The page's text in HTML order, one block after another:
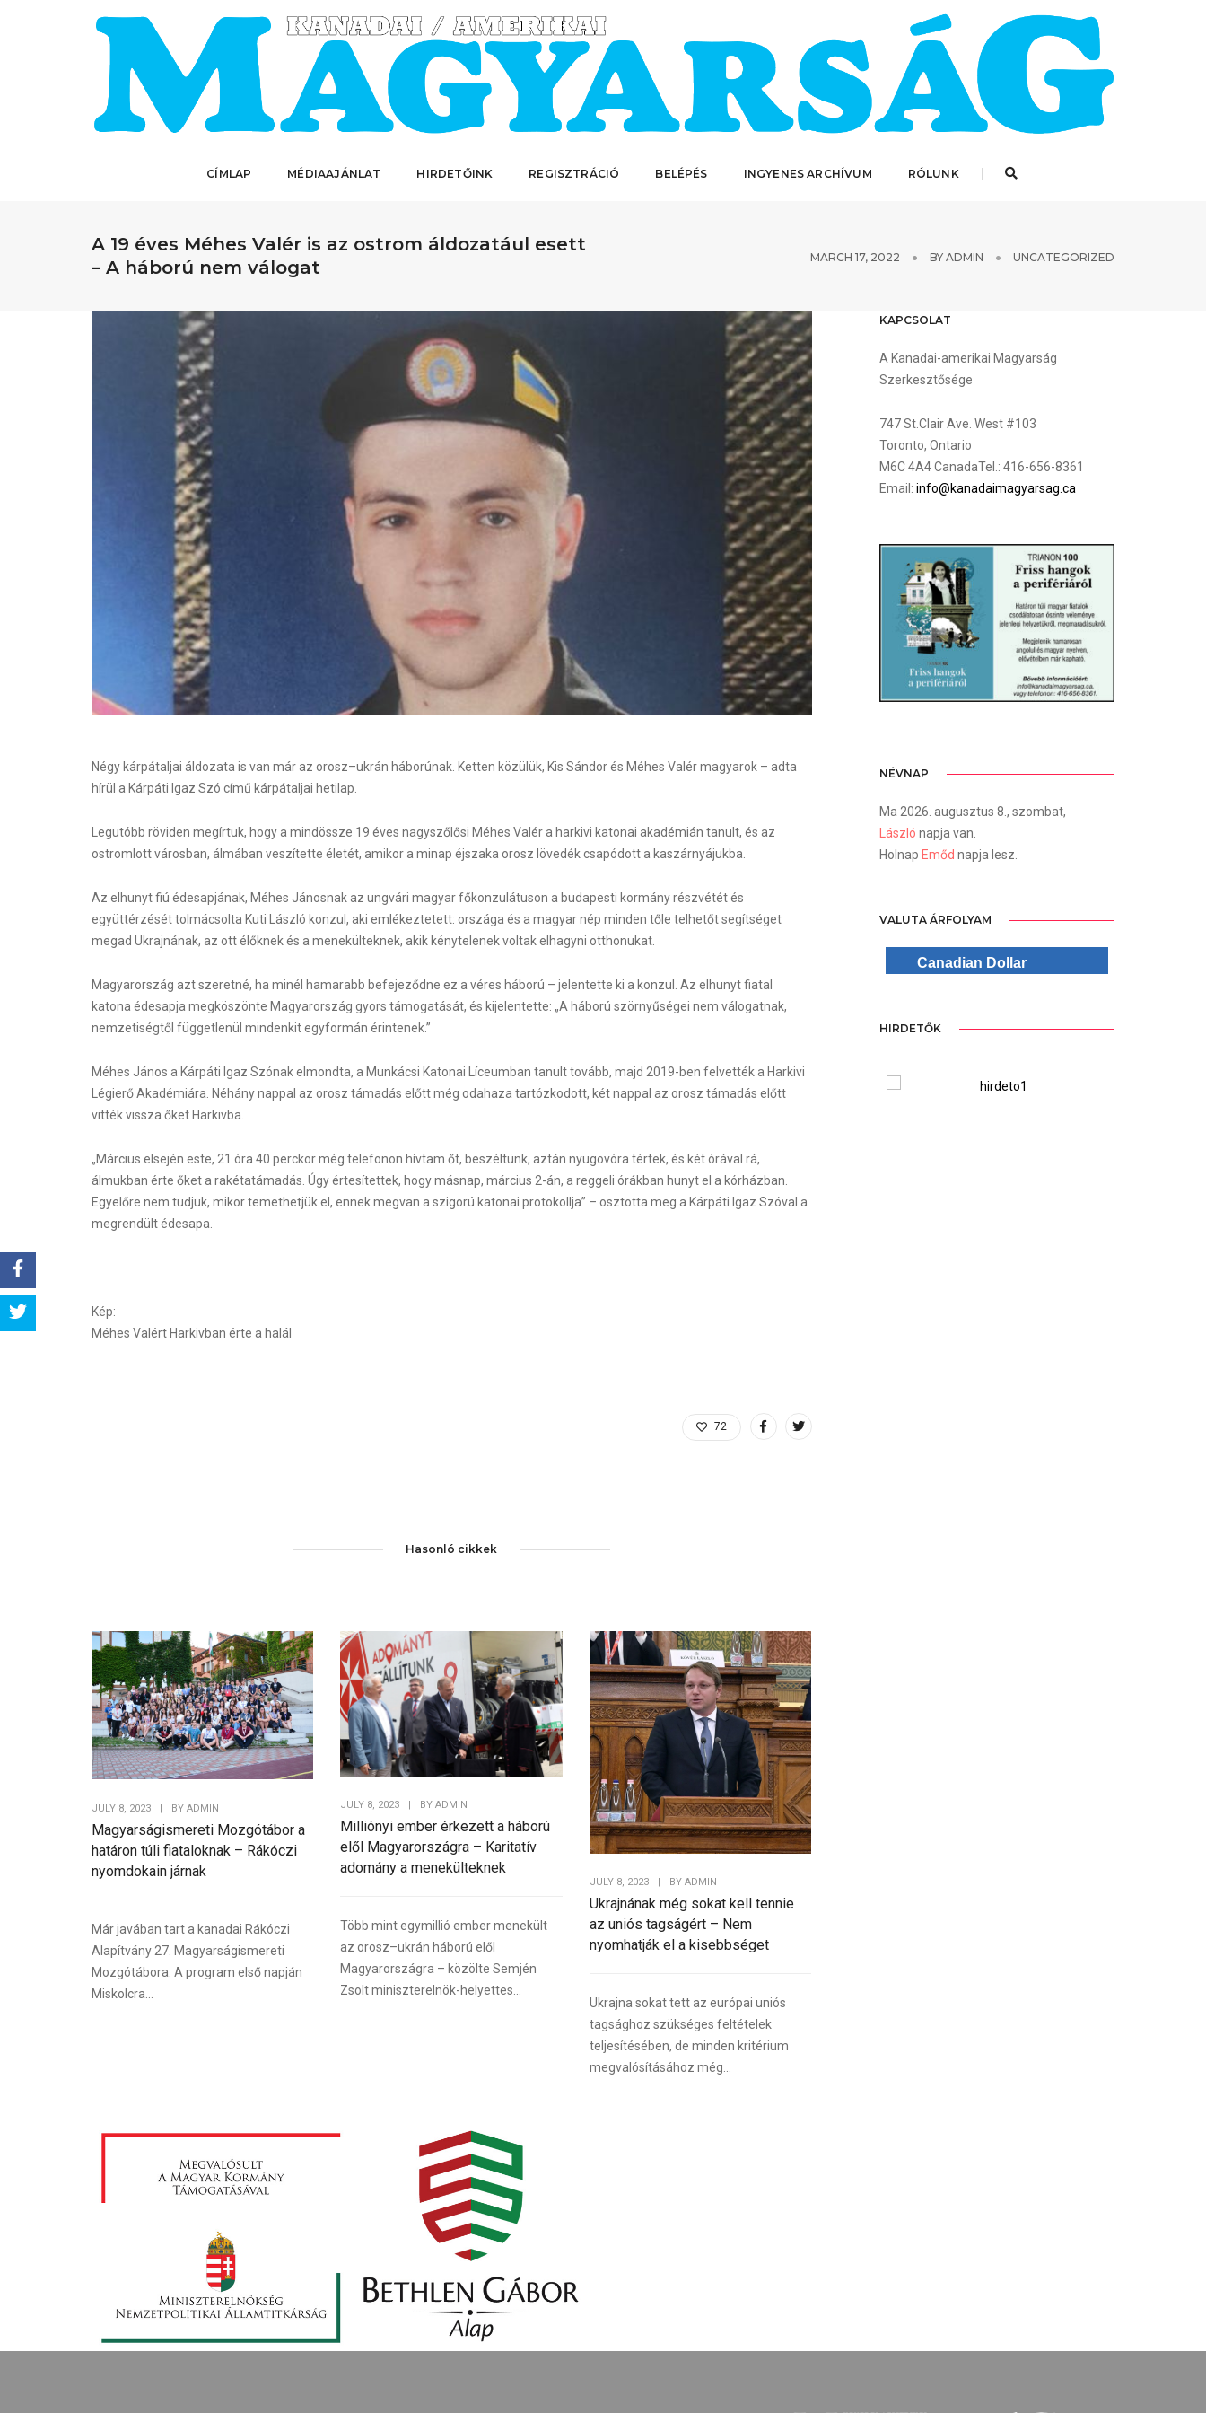
CÍMLAP MÉDIAAJÁNLAT HIRDETŐINK REGISZTRÁCIÓ BELÉPÉS INGYENES ARCHÍVUM RÓLUNK
A 19 éves Méhes Valér is az ostrom áldozatául esett
– A háború nem válogat
MARCH 17, 2022 BY ADMIN UNCATEGORIZED
Négy kárpátaljai áldozata is van már az orosz–ukrán háborúnak. Ketten közülük, Kis Sándor és Méhes Valér magyarok – adta
hírül a Kárpáti Igaz Szó című kárpátaljai hetilap.
Legutóbb röviden megírtuk, hogy a mindössze 19 éves nagyszőlősi Méhes Valér a harkivi katonai akadémián tanult, és az
ostromlott városban, álmában veszítette életét, amikor a minap éjszaka orosz lövedék csapódott a kaszárnyájukba.
Az elhunyt fiú édesapjának, Méhes Jánosnak az ungvári magyar főkonzulátuson a budapesti kormány részvétét és
együttérzését tolmácsolta Kuti László konzul, aki emlékeztetett: országa és a magyar nép minden tőle telhetőt segítséget
megad Ukrajnának, az ott élőknek és a menekülteknek, akik kénytelenek voltak elhagyni otthonukat.
Magyarország azt szeretné, ha minél hamarabb befejeződne ez a véres háború – jelentette ki a konzul. Az elhunyt fiatal
katona édesapja megköszönte Magyarország gyors támogatását, és kijelentette: „A háború szörnyűségei nem válogatnak,
nemzetiségtől függetlenül mindenkit egyformán érintenek.”
Méhes János a Kárpáti Igaz Szónak elmondta, a Munkácsi Katonai Líceumban tanult tovább, majd 2019-ben felvették a Harkivi
Légierő Akadémiára. Néhány nappal az orosz támadás előtt még odahaza tartózkodott, két nappal az orosz támadás előtt
vitték vissza őket Harkivba.
„Március elsején este, 21 óra 40 perckor még telefonon hívtam őt, beszéltünk, aztán nyugovóra tértek, és két órával rá,
álmukban érte őket a rakétatámadás. Úgy értesítettek, hogy másnap, március 2-án, a reggeli órákban hunyt el a kórházban.
Egyelőre nem tudjuk, mikor temethetjük el, ennek megvan a szigorú katonai protokollja” – osztotta meg a Kárpáti Igaz Szóval a
megrendült édesapa.
Kép:
Méhes Valért Harkivban érte a halál
72
Hasonló cikkek
JULY 8, 2023 | BY ADMIN
Magyarságismereti Mozgótábor a
határon túli fiataloknak – Rákóczi
nyomdokain járnak
Már javában tart a kanadai Rákóczi
Alapítvány 27. Magyarságismereti
Mozgótábora. A program első napján
Miskolcra...
JULY 8, 2023 | BYADMIN
Milliónyi ember érkezett a háború
elől Magyarországra – Karitatív
adomány a menekülteknek
Több mint egymillió ember menekült
az orosz–ukrán háború elől
Magyarországra – közölte Semjén
Zsolt miniszterelnök-helyettes...
JULY 8, 2023 | BY ADMIN
Ukrajnának még sokat kell tennie
az uniós tagságért – Nem
nyomhatják el a kisebbséget
Ukrajna sokat tett az európai uniós
tagsághoz szükséges feltételek
teljesítésében, de minden kritérium
megvalósításához még...
KAPCSOLAT
A Kanadai-amerikai Magyarság
Szerkesztősége
747 St.Clair Ave. West #103
Toronto, Ontario
M6C 4A4 CanadaTel.: 416-656-8361
Email: info@kanadaimagyarsag.ca
NÉVNAP
Ma 2026. augusztus 8., szombat,
László napja van.
Holnap Emőd napja lesz.
VALUTA ÁRFOLYAM
Canadian Dollar
HIRDETŐK
Share